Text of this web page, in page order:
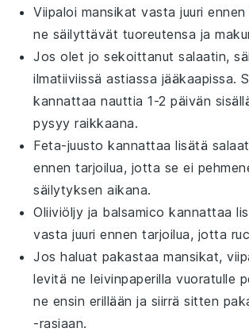
Viipaloi mansikat vasta juuri
ne säilyttävät tuoreutensa ja
Jos olet jo sekoittanut salaatin,
ilmatiiviissä astiassa jääkaapissa.
kannattaa nauttia 1-2 päivän
pysyy raikkaana.
Feta-juusto kannattaa lisätä
ennen tarjoilua, jotta se ei
säilytyksen aikana.
Oliiviöljy ja balsamico kannattaa
vasta juuri ennen tarjoilua, jotta
Jos haluat pakastaamansikat,
levitä ne leivinpaperilla vuoratulle
ne ensin erillään ja siirrä sitten
-rasiaan.